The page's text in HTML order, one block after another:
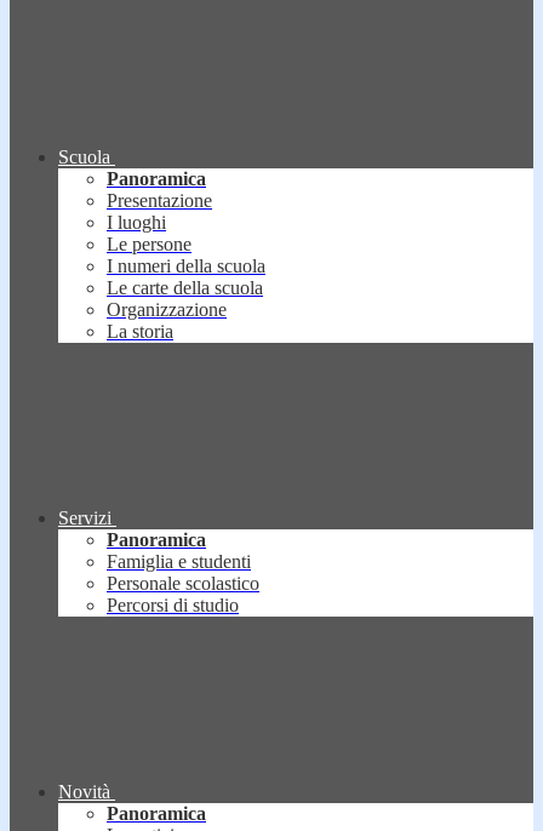
Scuola
Panoramica
Presentazione
I luoghi
Le persone
I numeri della scuola
Le carte della scuola
Organizzazione
La storia
Servizi
Panoramica
Famiglia e studenti
Personale scolastico
Percorsi di studio
Novità
Panoramica